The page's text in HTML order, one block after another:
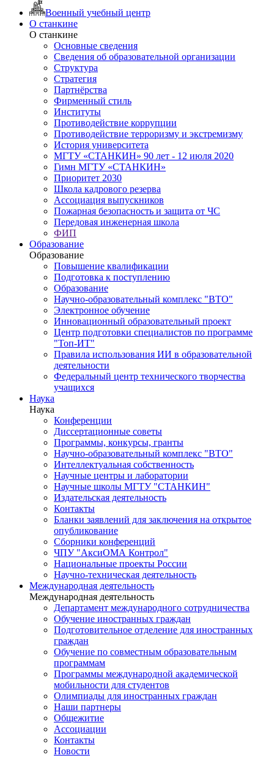
Военный учебный центр
О станкине
О станкине
Основные сведения
Сведения об образовательной организации
Структура
Стратегия
Партнёрства
Фирменный стиль
Институты
Противодействие коррупции
Противодействие терроризму и экстремизму
История университета
МГТУ «СТАНКИН» 90 лет - 12 июля 2020
Гимн МГТУ «СТАНКИН»
Приоритет 2030
Школа кадрового резерва
Ассоциация выпускников
Пожарная безопасность и защита от ЧС
Передовая инженерная школа
ФИП
Образование
Образование
Повышение квалификации
Подготовка к поступлению
Образование
Научно-образовательный комплекс "ВТО"
Электронное обучение
Инновационный образовательный проект
Центр подготовки специалистов по программе
"Топ-ИТ"
Правила использования ИИ в образовательной
деятельности
Федеральный центр технического творчества
учащихся
Наука
Наука
Конференции
Диссертационные советы
Программы, конкурсы, гранты
Научно-образовательный комплекс "ВТО"
Интеллектуальная собственность
Научные центры и лаборатории
Научные школы МГТУ "СТАНКИН"
Издательская деятельность
Контакты
Бланки заявлений для заключения на открытое
опубликование
Сборники конференций
ЧПУ "АксиОМА Контрол"
Национальные проекты России
Научно-техническая деятельность
Международная деятельность
Международная деятельность
Департамент международного сотрудничества
Обучение иностранных граждан
Подготовительное отделение для иностранных
граждан
Обучение по совместным образовательным
программам
Программы международной академической
мобильности для студентов
Олимпиады для иностранных граждан
Наши партнеры
Общежитие
Ассоциации
Контакты
Новости